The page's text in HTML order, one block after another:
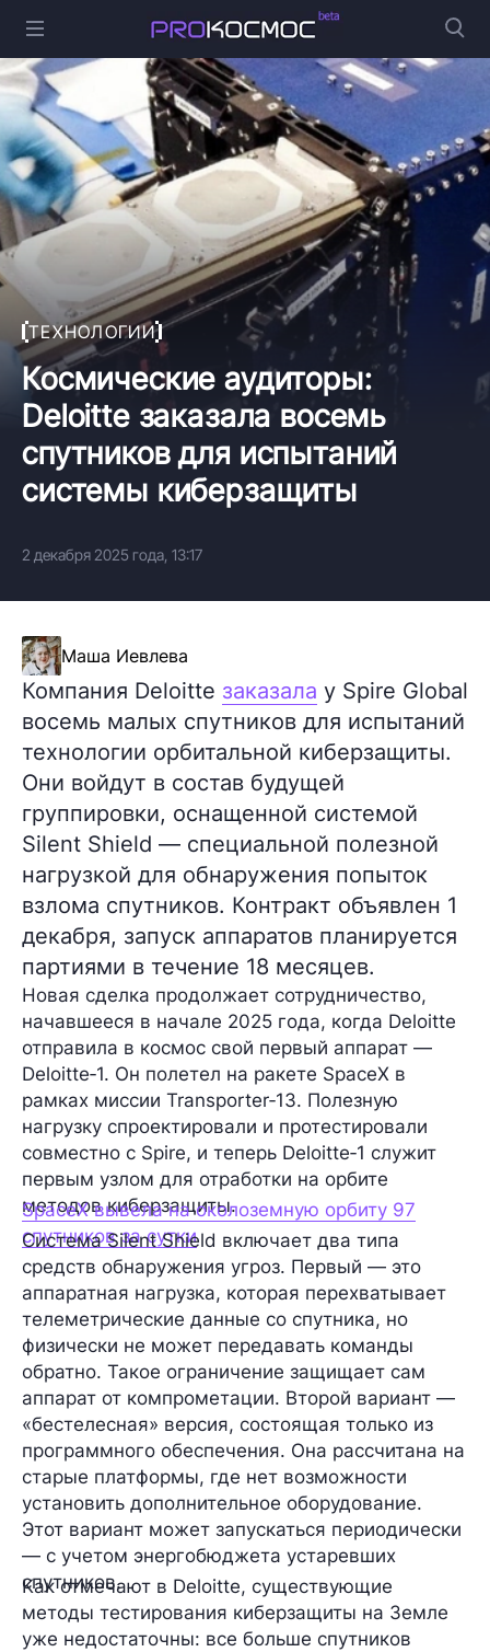
ТЕХНОЛОГИИ
Космические аудиторы:
Deloitte заказала восемь
спутников для испытаний
системы киберзащиты
2 декабря 2025 года, 13:17
Маша Иевлева
Компания Deloitte заказала у Spire Global
восемь малых спутников для испытаний
технологии орбитальной киберзащиты.
Они войдут в состав будущей
группировки, оснащенной системой
Silent Shield — специальной полезной
нагрузкой для обнаружения попыток
взлома спутников. Контракт объявлен 1
декабря, запуск аппаратов планируется
партиями в течение 18 месяцев.
Новая сделка продолжает сотрудничество,
начавшееся в начале 2025 года, когда Deloitte
отправила в космос свой первый аппарат —
Deloitte‑1. Он полетел на ракете SpaceX в
рамках миссии Transporter‑13. Полезную
нагрузку спроектировали и протестировали
совместно с Spire, и теперь Deloitte‑1 служит
первым узлом для отработки на орбите
методов киберзащиты.
SpaceX вывела на околоземную орбиту 97
спутников за сутки
Система Silent Shield включает два типа
средств обнаружения угроз. Первый — это
аппаратная нагрузка, которая перехватывает
телеметрические данные со спутника, но
физически не может передавать команды
обратно. Такое ограничение защищает сам
аппарат от компрометации. Второй вариант —
«бестелесная» версия, состоящая только из
программного обеспечения. Она рассчитана на
старые платформы, где нет возможности
установить дополнительное оборудование.
Этот вариант может запускаться периодически
— с учетом энергобюджета устаревших
спутников.
Как отмечают в Deloitte, существующие
методы тестирования киберзащиты на Земле
уже недостаточны: все больше спутников